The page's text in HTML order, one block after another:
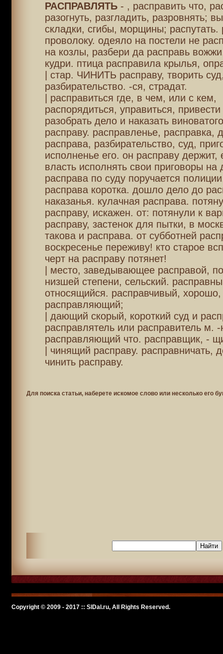
РАСПРАВЛЯТЬ- , расправить что,
разогнуть, разгладить, разровнять;
складки, сгибы, морщины; распутать.
проволоку. одеяло на постели не
на козлы, разбери да расправь
кудри. птица расправила крылья,
| стар. ЧИНИТЬ расправу, творить
разбирательство. -ся, страдат.
| расправиться где, в чем, или с кем,
распорядиться, управиться,
разобрать дело и наказать
расправу. расправленье, расправка,
расправа, разбирательство, суд,
исполненье его. он расправу держит,
власть исполнять свои приговоры на
расправа по суду поручается
расправа коротка. дошло дело до
наказанья. кулачная расправа.
расправу, искажен. от: потянули к
расправу, застенок для пытки, в
такова и расправа. от субботней
воскресенье переживу! кто старое
черт на расправу потянет!
| место, заведывающее расправой,
низшей степени, сельский.
относящийся. расправчивый, хорошо,
расправляющий;
| дающий скорый, короткий суд и
расправлятель или расправитель м.
расправляющий что. расправщик, -
| чинящий расправу. расправничать,
чинить расправу.
Для поиска статьи, наберете искомое слово или несколько его
Copyright © 2009 - 2017 :: SlDal.ru, All Rights Reserved.